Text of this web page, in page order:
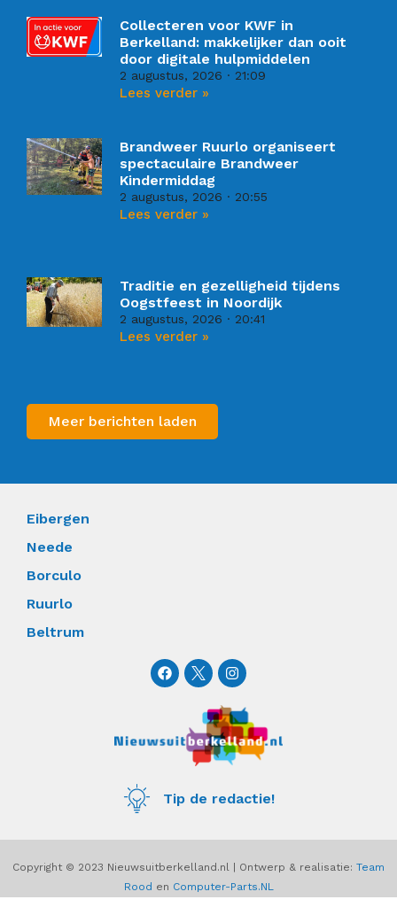
Collecteren voor KWF in
Berkelland: makkelijker dan ooit
door digitale hulpmiddelen
2 augustus, 2026 21:09
Lees verder »
Brandweer Ruurlo organiseert
spectaculaire Brandweer
Kindermiddag
2 augustus, 2026 20:55
Lees verder »
Traditie en gezelligheid tijdens
Oogstfeest in Noordijk
2 augustus, 2026 20:41
Lees verder »
Meer berichten laden
Eibergen
Neede
Borculo
Ruurlo
Beltrum
F
a
c
o
o
I
n
s
t
a
g
r
a
Tip de redactie!
Copyright © 2023 Nieuwsuitberkelland.nl | Ontwerp & realisatie: Team
Rood en Computer-Parts.NL